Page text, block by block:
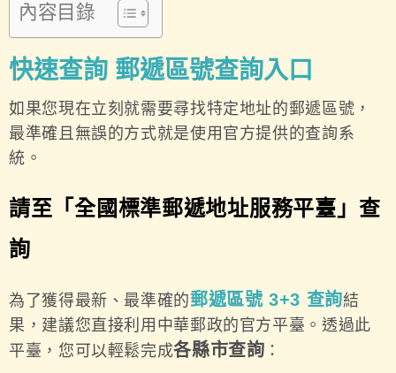
內容目錄
快速查詢 郵遞區號查詢入口
如果您現在立刻就需要尋找特定地址的郵遞區號，
最準確且無誤的方式就是使用官方提供的查詢系
統。
請至「全國標準郵遞地址服務平臺」查
詢
為了獲得最新、最準確的郵遞區號 3+3 查詢結
果，建議您直接利用中華郵政的官方平臺。透過此
平臺，您可以輕鬆完成各縣市查詢 ：